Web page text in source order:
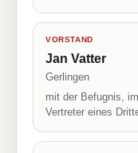
VORSTAND
Jan Vatter
Gerlingen
mit der Befugnis,
Vertreter eines